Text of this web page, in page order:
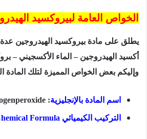
الخواص العامة لبيروكسيد
يطلق على مادة بيروكسيد الهيدروجين
أكسيد الهيدروجين – الماء الأكسجيني –
وإليكم بعض الخواص المميزة لتلك المادة
اسم المادة بالإنجليزية:
التركيب الكيميائي Formula